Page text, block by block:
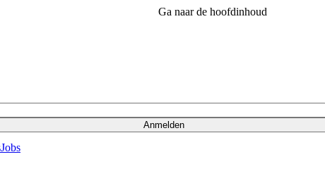
Ga naar de hoofdinhoud
Anmelden
Jobs